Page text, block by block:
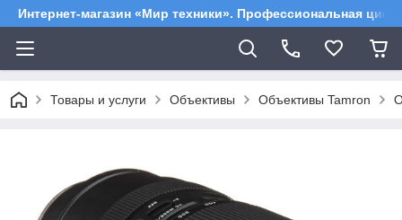
Интернет-магазин «Мир техники». Профессиональная
Товары и услуги Объективы Объективы Tamron